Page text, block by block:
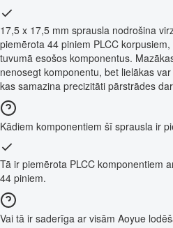
17,5 x 17,5 mm sprausla nodrošina
piemērota 44 piniem PLCC
tuvumā esošos komponentus.
nenosegt komponentu, bet lielākas
kas samazina precizitāti pārstrādes
Kādiem komponentiem šī sprausla ir
Tā ir piemērota PLCC komponentiem
44 piniem.
Vai tā ir saderīga ar visām Aoyue